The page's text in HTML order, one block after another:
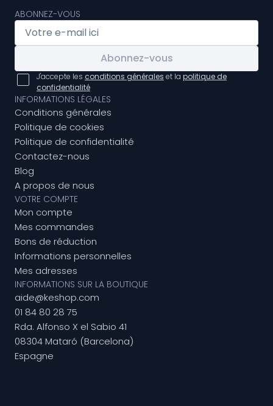
ABONNEZ-VOUS
Abonnez-vous
J'accepte les conditions générales et la politique de
confidentialité
INFORMATIONS LÉGALES
Conditions générales
Politique de cookies
Politique de confidentialité
Contactez-nous
Blog
A propos de nous
VOTRE COMPTE
Mon compte
Mes commandes
Bons de réduction
Informations personnelles
Mes adresses
INFORMATIONS SUR LA BOUTIQUE
aide@keshop.com
01 84 80 28 75
Rda. Alfonso X el Sabio 41
08304 Mataró (Barcelona)
Espagne